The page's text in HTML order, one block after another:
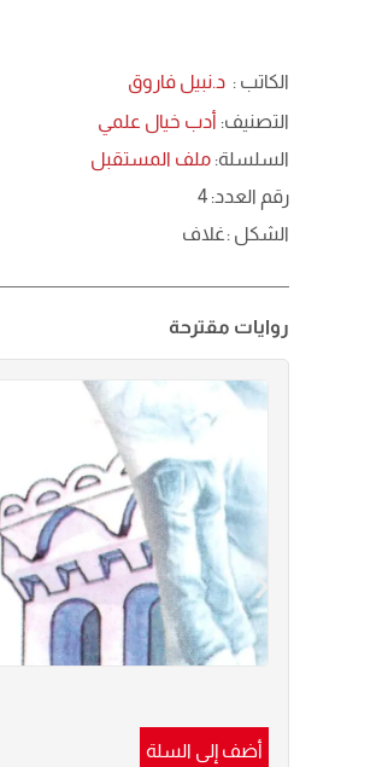
الكاتب : د.نبيل فاروق
التصنيف: أدب خيال علمي
السلسلة: ملف المستقبل
رقم العدد: 4
الشكل :غلاف
روايات مقترحة
أضف إلى السلة